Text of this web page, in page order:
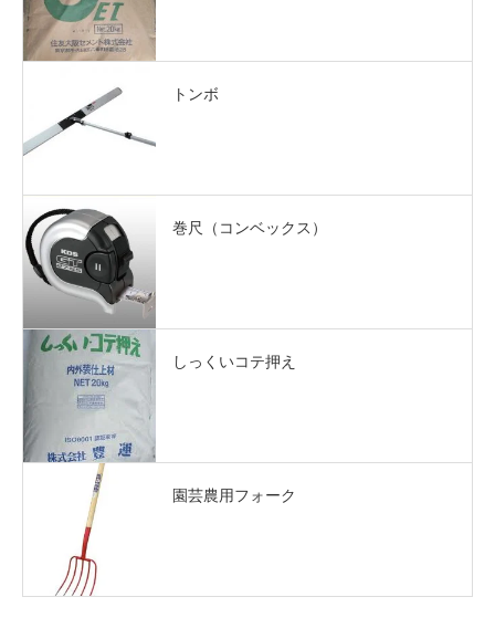
トンボ
巻尺（コンベックス）
しっくいコテ押え
園芸農用フォーク